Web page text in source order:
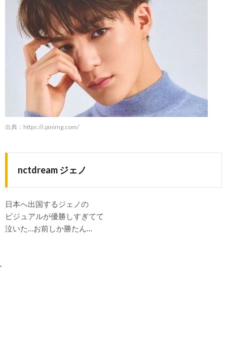
出典： https://i.pinimg.com/
nctdream ジェノ
日本へ出国するジェノの
ビジュアルが優勝しすぎてて
泣いた…お前しか勝たん…